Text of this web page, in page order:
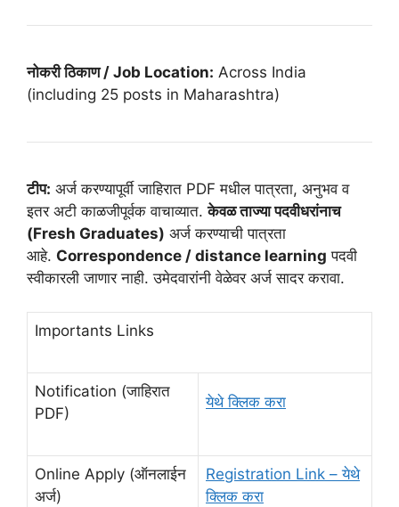
नोकरी ठिकाण / Job Location: Across India
(including 25 posts in Maharashtra)
टीप: अर्ज करण्यापूर्वी जाहिरात PDF मधील पात्रता, अनुभव व
इतर अटी काळजीपूर्वक वाचाव्यात.केवळ ताज्या पदवीधरांनाच
(Fresh Graduates) अर्ज करण्याची पात्रता
आहे. Correspondence / distance learning पदवी
स्वीकारली जाणार नाही. उमेदवारांनी वेळेवर अर्ज सादर करावा.
Importants Links
Notification (जाहिरात
PDF)
येथे क्लिक करा
Online Apply (ऑनलाईन
अर्ज)
Registration Link – येथे
क्लिक करा